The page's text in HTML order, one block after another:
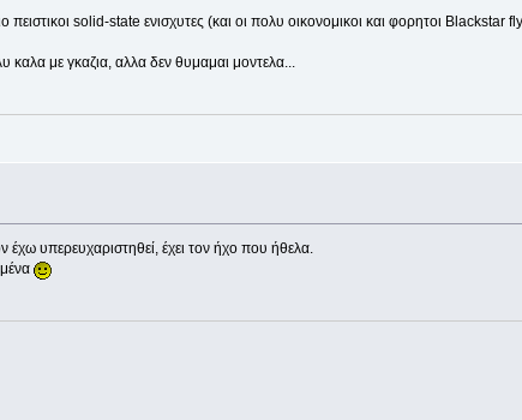
solid-state ενισχυτες (και οι πολυ οικονομικοι και φορητοι Blackstar
καλα με γκαζια, αλλα δεν θυμαμαι μοντελα...
έχω υπερευχαριστηθεί, έχει τον ήχο που ήθελα.